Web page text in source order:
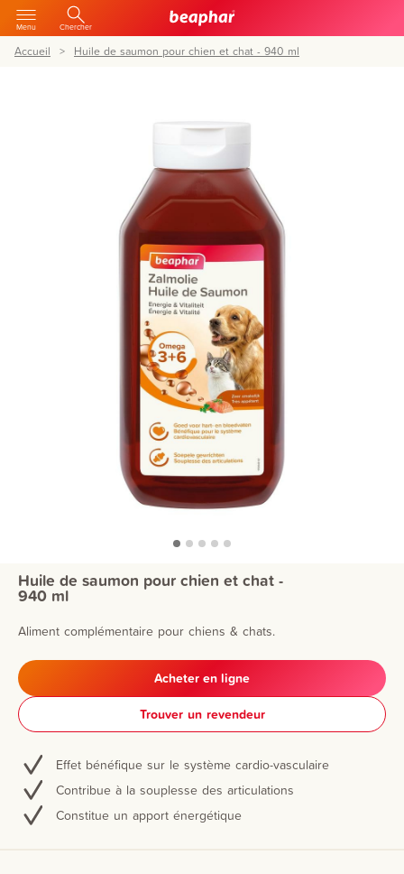
Menu Chercher
Accueil Huile de saumon pour chien et chat - 940 ml
Huile de saumon pour chien et chat -
940 ml
Aliment complémentaire pour chiens & chats.
Acheter en ligne
Trouver un revendeur
Effet bénéfique sur le système cardio-vasculaire
Contribue à la souplesse des articulations
Constitue un apport énergétique